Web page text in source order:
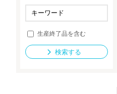
法人向け製品
生産終了品を含む
検索する